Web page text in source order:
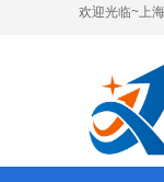
欢迎光临~上